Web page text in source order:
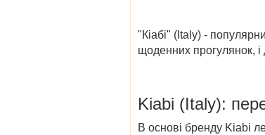
"Кіабі" ( Italy) -
щоденних прогулянок, і
Kiabi (Italy):
В основі бренду Kiabi